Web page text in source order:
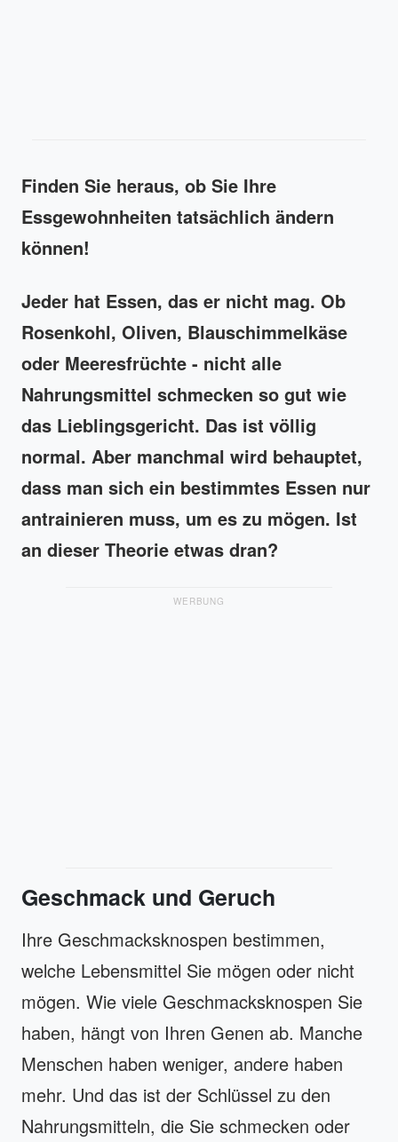
Finden Sie heraus, ob Sie Ihre
Essgewohnheiten tatsächlich ändern
können!
Jeder hat Essen, das er nicht mag. Ob
Rosenkohl, Oliven, Blauschimmelkäse
oder Meeresfrüchte - nicht alle
Nahrungsmittel schmecken so gut wie
das Lieblingsgericht. Das ist völlig
normal. Aber manchmal wird behauptet,
dass man sich ein bestimmtes Essen nur
antrainieren muss, um es zu mögen. Ist
an dieser Theorie etwas dran?
WERBUNG
Geschmack und Geruch
Ihre Geschmacksknospen bestimmen,
welche Lebensmittel Sie mögen oder nicht
mögen. Wie viele Geschmacksknospen Sie
haben, hängt von Ihren Genen ab. Manche
Menschen haben weniger, andere haben
mehr. Und das ist der Schlüssel zu den
Nahrungsmitteln, die Sie schmecken oder